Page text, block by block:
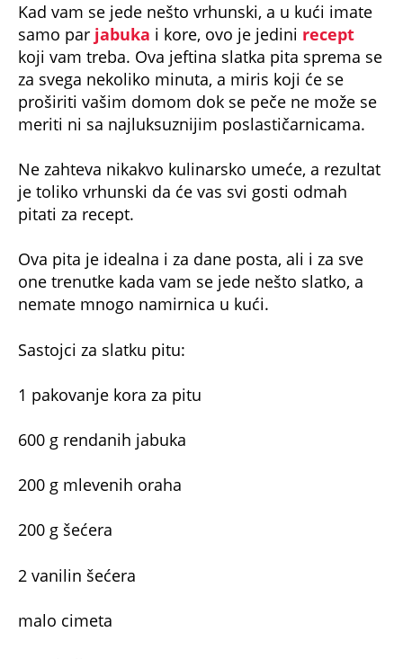
Kad vam se jede nešto vrhunski, a u kući imate
samo par jabuka i kore, ovo je jedini recept
koji vam treba. Ova jeftina slatka pita sprema se
za svega nekoliko minuta, a miris koji će se
proširiti vašim domom dok se peče ne može se
meriti ni sa najluksuznijim poslastičarnicama.
Ne zahteva nikakvo kulinarsko umeće, a rezultat
je toliko vrhunski da će vas svi gosti odmah
pitati za recept.
Ova pita je idealna i za dane posta, ali i za sve
one trenutke kada vam se jede nešto slatko, a
nemate mnogo namirnica u kući.
Sastojci za slatku pitu:
1 pakovanje kora za pitu
600 g rendanih jabuka
200 g mlevenih oraha
200 g šećera
2 vanilin šećera
malo cimeta